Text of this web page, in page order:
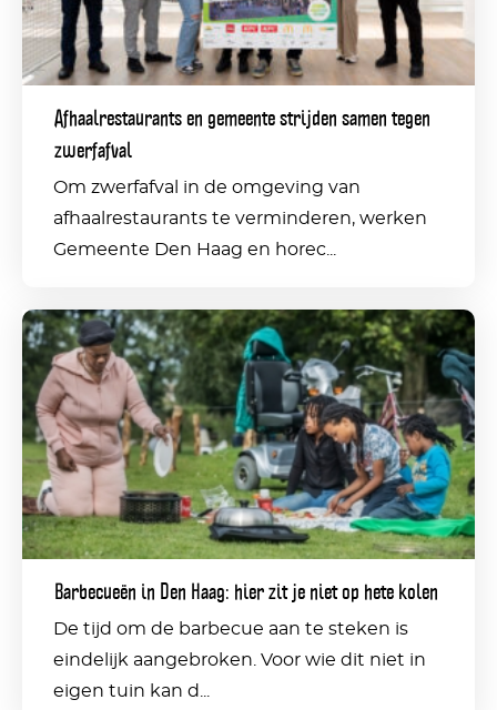
samen
tegen
zwerfafval
Afhaalrestaurants en gemeente strijden samen tegen
zwerfafval
Om zwerfafval in de omgeving van
afhaalrestaurants te verminderen, werken
Gemeente Den Haag en horec...
Barbecueën
in
Den
Haag:
hier
zit
je
nietBarbecueën in Den Haag: hier zit je niet op hete kolen
De tijd om de barbecue aan te steken is
eindelijk aangebroken. Voor wie dit niet in
eigen tuin kan d...